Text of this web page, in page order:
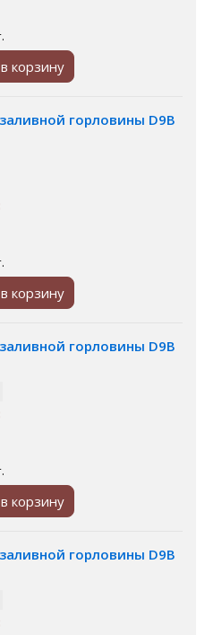
корзину
горловины D9B
корзину
горловины D9B
корзину
горловины D9B